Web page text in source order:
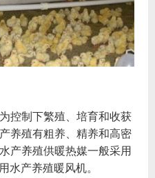
控制下繁殖、培育和收获
养殖有粗养、精养和高密
产养殖供暖热媒一般采用
水产养殖暖风机。